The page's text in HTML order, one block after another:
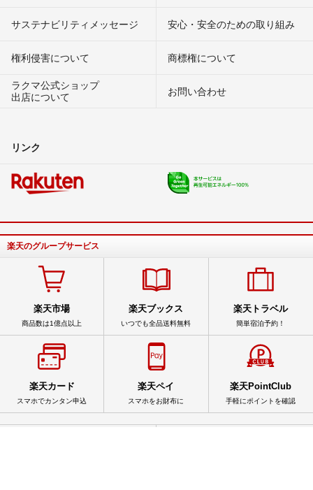
サステナビリティメッセージ 安心・安全のための取り組み
権利侵害について
商標権について
ラクマ公式ショップ
出店について
お問い合わせ
リンク
楽天のグループサービス
楽天市場
商品数は1億点以上
楽天ブックス
いつでも全品送料無料
楽天トラベル
簡単宿泊予約！
楽天カード
スマホでカンタン申込
楽天ペイ
スマホをお財布に
楽天PointClub
手軽にポイントを確認